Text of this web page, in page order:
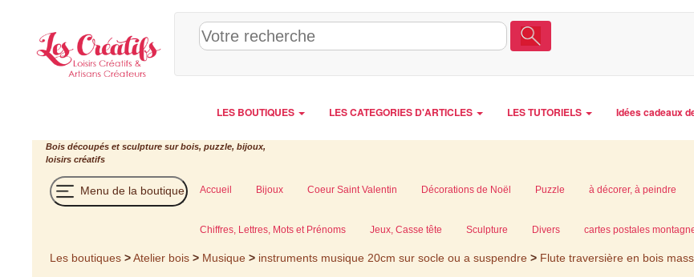
LES BOUTIQUES LES CATEGORIES D'ARTICLES LES TUTORIELS Idées cadeaux
Bois découpés et sculpture sur bois, puzzle, bijoux,
loisirs créatifs
Menu de la boutique Accueil Bijoux Coeur Saint Valentin Décorations de Noël Puzzle à décorer, à peindre
Chiffres, Lettres, Mots et Prénoms Jeux, Casse tête Sculpture Divers cartes postales
Les boutiques >Atelier bois > Musique > instruments musique 20cm sur socle ou a suspendre > Flute traversière en bois